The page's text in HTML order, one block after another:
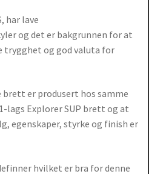
har lave
og det er bakgrunnen for at
trygghet og god valuta for
brett er produsert hos samme
lags Explorer SUP brett og at
egenskaper, styrke og finish er
hvilket er bra for denne